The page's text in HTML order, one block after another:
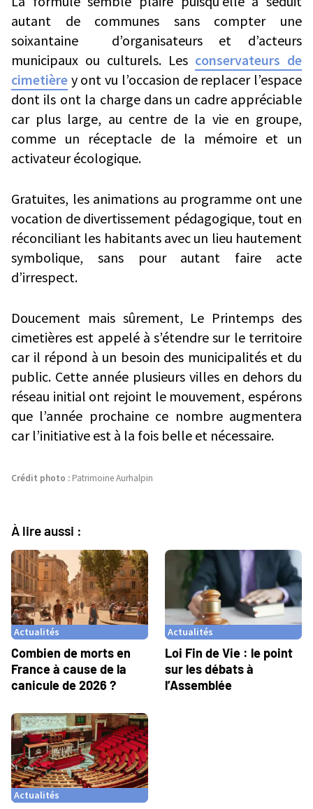
autant de communes sans compter une
soixantaine d’organisateurs et d’acteurs
municipaux ou culturels. Les conservateurs de
cimetière y ont vu l’occasion de replacer l’espace
dont ils ont la charge dans un cadre appréciable
car plus large, au centre de la vie en groupe,
comme un réceptacle de la mémoire et un
activateur écologique.
Gratuites, les animations au programme ont une
vocation de divertissement pédagogique, tout en
réconciliant les habitants avec un lieu hautement
symbolique, sans pour autant faire acte
d’irrespect.
Doucement mais sûrement, Le Printemps des
cimetières est appelé à s’étendre sur le territoire
car il répond à un besoin des municipalités et du
public. Cette année plusieurs villes en dehors du
réseau initial ont rejoint le mouvement, espérons
que l’année prochaine ce nombre augmentera
car l’initiative est à la fois belle et nécessaire.
Crédit photo : Patrimoine Aurhalpin
À lire aussi :
Combien de morts en
France à cause de la
canicule de 2026 ?
Actualités
Loi Fin de Vie : le point
sur les débats à
l’Assemblée
Actualités
Actualités